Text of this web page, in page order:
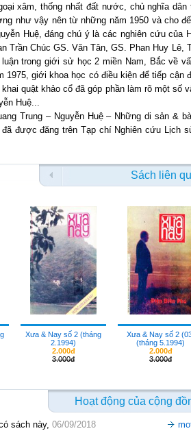
xâm, thống nhất đất nước, chủ nghĩa
như vậy nên từ những năm 1950 và cho
Huệ, đáng chú ý là các nghiên cứu của
Trần Chúc GS. Văn Tân, GS. Phan Huy
trong giới sử học 2 miền Nam, Bắc về
1975, giới khoa học có điều kiện để tiếp
quật khảo cổ đã góp phần làm rõ một số
Huệ...
Trung – Nguyễn Huệ – Những di sản &
đã được đăng trên Tạp chí Nghiên cứu Lịch
Sách liên
Xưa & Nay số 2 (tháng
2.1994)
2.000đ
3.000đ
Xưa & Nay số 2
(tháng 5.1994)
2.000đ
3.000đ
Hoạt động của cộng
sách này, 06/09/2018